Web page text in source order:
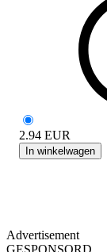
2.94 EUR
In winkelwagen
Advertisement
GESPONSORD